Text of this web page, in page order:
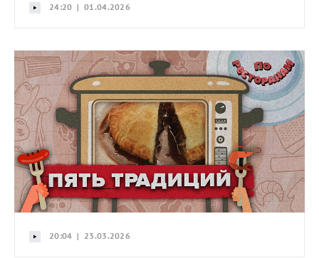
24:20 | 01.04.2026
20:04 | 23.03.2026